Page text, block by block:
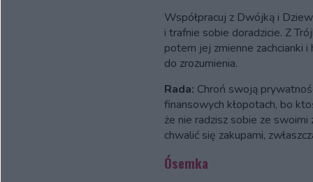
Współpracuj z Dwójką i
i trafnie sobie doradzicie. Z
potem jej zmienne zachcianki
do zrozumienia.
Rada: Chroń swoją
finansowych kłopotach, bo
że nie radzisz sobie ze
chwalić się zakupami,
Ósemka